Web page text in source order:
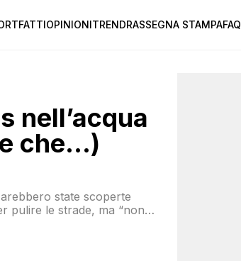
FATTIOPINIONITRENDRASSEGNA STAMPAFAQ
nell’acqua
che…)
state scoperte
pulire le strade, ma “non